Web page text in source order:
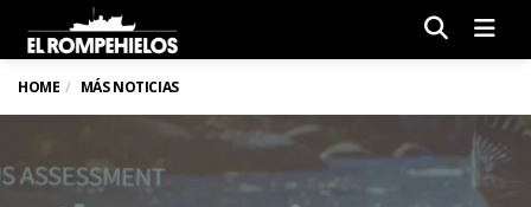
HOME MÁS NOTICIAS